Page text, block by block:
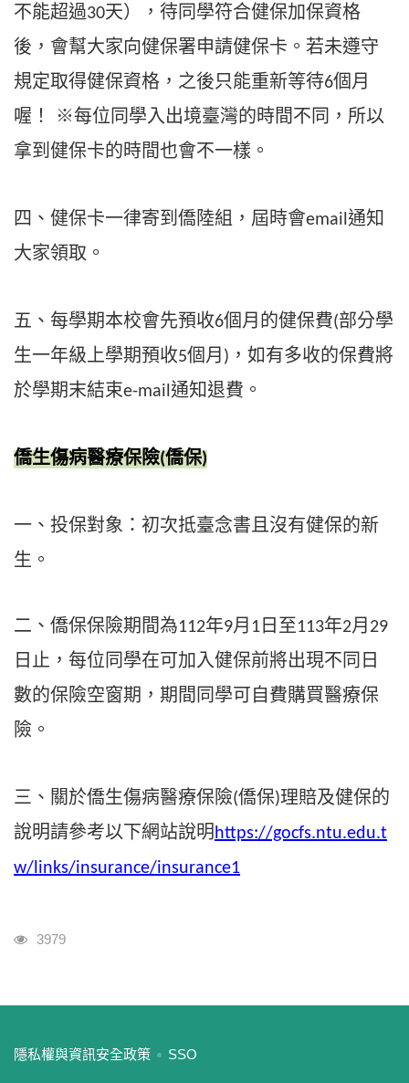
不能超過30天），待同學符合健保加保資格
後，會幫大家向健保署申請健保卡。若未遵守
規定取得健保資格，之後只能重新等待6個月
喔！
※每位同學入出境臺灣的時間不同，所以
拿到健保卡的時間也會不一樣。
四、健保卡一律寄到僑陸組，屆時會email通知
大家領取。
五、每學期本校會先預收6個月的健保費(部分學
生一年級上學期預收5個月 ) ，如有多收的保費將
於學期末結束e-mail通知退費。
僑生傷病醫療保險(僑保)
一、 投保對象：初次抵臺念書且沒有健保的新
生。
二、僑保保險期間為112年9月 1 日至 113年2月 29
日止，每位同學在可加入健保前將出現不同日
數的保險空窗期，期間同學可自費購買醫療保
險 。
三、關於僑生傷病醫療保險(僑保)理賠及健保的
說明請參考以下網站說明 https://gocfs.ntu.edu.t
w/links/insurance/insurance1
瀏覽人次
3979
:::
隱私權與資訊安全政策 SSO